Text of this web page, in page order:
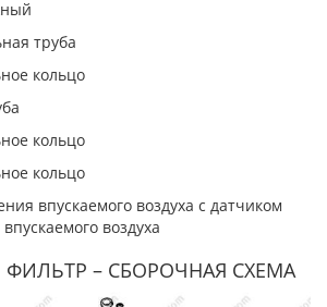
труба
кольцо
кольцо
кольцо
впускаемого воздуха с датчиком
воздуха
– СБОРОЧНАЯ СХЕМА